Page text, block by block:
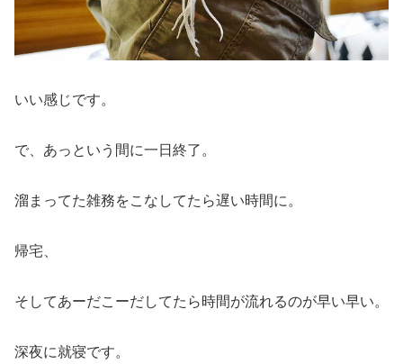
いい感じです。
で、あっという間に一日終了。
溜まってた雑務をこなしてたら遅い時間に。
帰宅、
そしてあーだこーだしてたら時間が流れるのが早い早い。
深夜に就寝です。